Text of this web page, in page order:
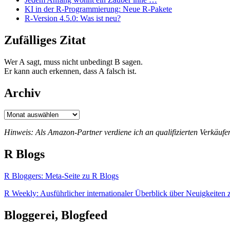
KI in der R-Programmierung: Neue R-Pakete
R-Version 4.5.0: Was ist neu?
Zufälliges Zitat
Wer A sagt, muss nicht unbedingt B sagen.
Er kann auch erkennen, dass A falsch ist.
Archiv
Archiv
Hinweis: Als Amazon-Partner verdiene ich an qualifizierten
R Blogs
R Bloggers: Meta-Seite zu R Blogs
R Weekly: Ausführlicher internationaler Überblick über Neuigkeiten
Bloggerei, Blogfeed